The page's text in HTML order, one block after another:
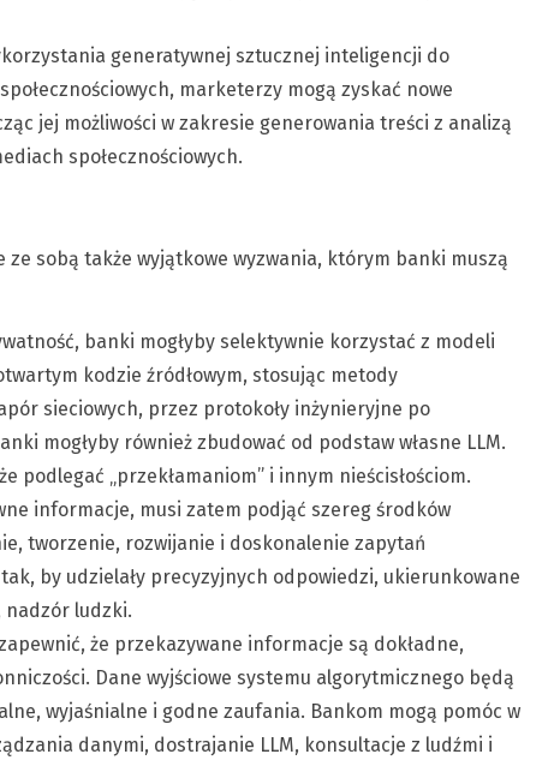
generatywnej sztucznej inteligencji do
marketerzy mogą zyskać nowe
jej możliwości w zakresie generowania treści z analizą
społecznościowych.
sobą także wyjątkowe wyzwania, którym banki muszą
banki mogłyby selektywnie korzystać z modeli
kodzie źródłowym, stosując metody
sieciowych, przez protokoły inżynieryjne po
mogłyby również zbudować od podstaw własne LLM.
podlegać „przekłamaniom” i innym nieścisłościom.
informacje, musi zatem podjąć szereg środków
tworzenie, rozwijanie i doskonalenie zapytań
by udzielały precyzyjnych odpowiedzi, ukierunkowane
nadzór ludzki.
że przekazywane informacje są dokładne,
Dane wyjściowe systemu algorytmicznego będą
wyjaśnialne i godne zaufania. Bankom mogą pomóc w
danymi, dostrajanie LLM, konsultacje z ludźmi i